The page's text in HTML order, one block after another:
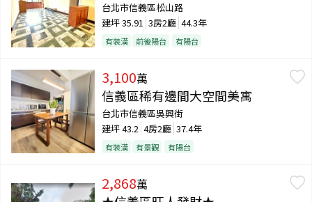
台北市信義區松山路
建坪35.91 3房2廳 44.3年
有裝潢 前後陽台 有陽台
3,100萬
信義區稀有邊間大空間美寓
台北市信義區吳興街
建坪43.2 4房2廳 37.4年
有裝潢 有景觀 有陽台
2,868萬